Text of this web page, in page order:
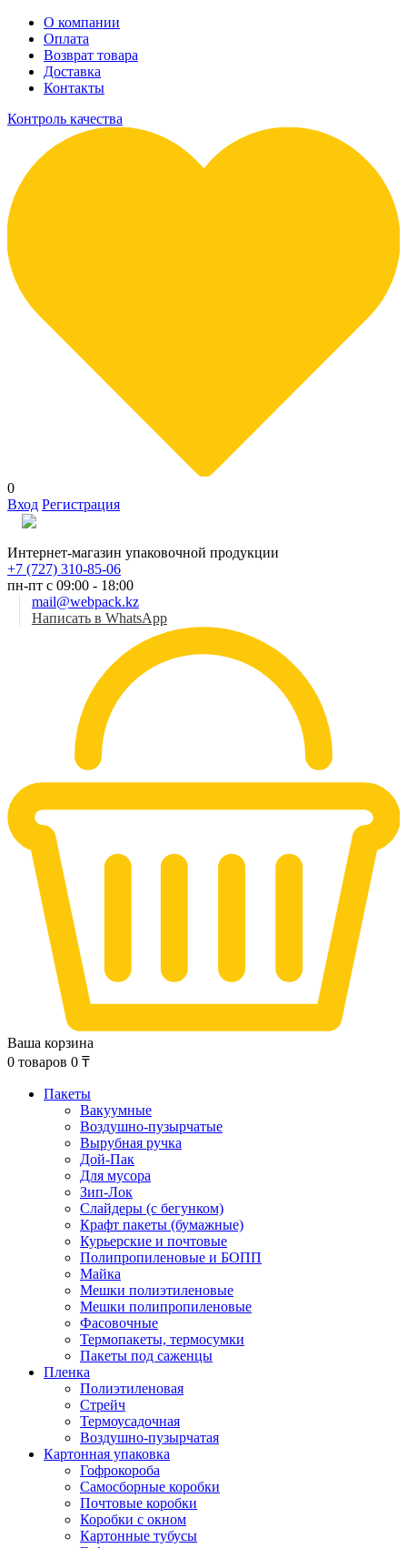
О компании
Оплата
Возврат товара
Доставка
Контакты
Контроль качества
0
Вход Регистрация
Интернет-магазин упаковочной продукции
+7 (727) 310-85-06
пн-пт с 09:00 - 18:00
mail@webpack.kz
Написать в WhatsApp
Ваша корзина
0 товаров 0 ₸
Пакеты
Вакуумные
Воздушно-пузырчатые
Вырубная ручка
Дой-Пак
Для мусора
Зип-Лок
Слайдеры (с бегунком)
Крафт пакеты (бумажные)
Курьерские и почтовые
Полипропиленовые и БОПП
Майка
Мешки полиэтиленовые
Мешки полипропиленовые
Фасовочные
Термопакеты, термосумки
Пакеты под саженцы
Пленка
Полиэтиленовая
Стрейч
Термоусадочная
Воздушно-пузырчатая
Картонная упаковка
Гофрокороба
Самосборные коробки
Почтовые коробки
Коробки с окном
Картонные тубусы